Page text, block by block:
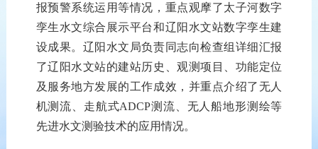
报预警系统运用等情况，重点观摩了太子河数字
孪生水文综合展示平台和辽阳水文站数字孪生建
设成果。辽阳水文局负责同志向检查组详细汇报
了辽阳水文站的建站历史、观测项目、功能定位
及服务地方发展的工作成效，并重点介绍了无人
机测流、走航式ADCP测流、无人船地形测绘等
先进水文测验技术的应用情况。